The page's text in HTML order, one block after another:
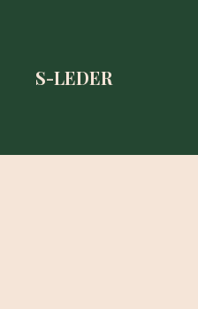
S-LEDER
S-LEDER